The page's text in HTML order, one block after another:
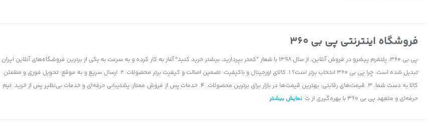
فروشگاه اینترنتی پی بی 360
پی بی 360، پلتفرم پیشرو در فروش آنلاین، از سال 1398 با شعار "کمتر بپردازید، بیشتر خرید کنید" آغاز به کار کرده و به سرعت به یکی از برترین فروشگاه‌های آنلاین ایران
تبدیل شده است. چرا پی بی 360 انتخاب برتر است؟ 1. کالای اورجینال و باکیفیت: تضمین اصالت و کیفیت برتر محصولات. 2. ارسال سریع و به موقع: تحویل فوری و مطمئن
کالا به دست شما. 3. قیمت‌های رقابتی: بهترین قیمت‌ها در بازار برای برترین محصولات. 4. خدمات پس از فروش ممتاز: پشتیبانی حرفه‌ای و خدمات بی‌نظیر پس از خرید. تیم
حرفه‌ای و متعهد پی بی 360 با بهره‌گیری از ت
نمایش بیشتر